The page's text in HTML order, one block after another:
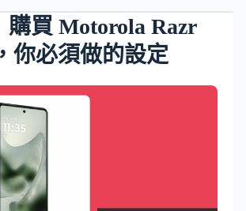
購買 Motorola Razr
你必須做的設定